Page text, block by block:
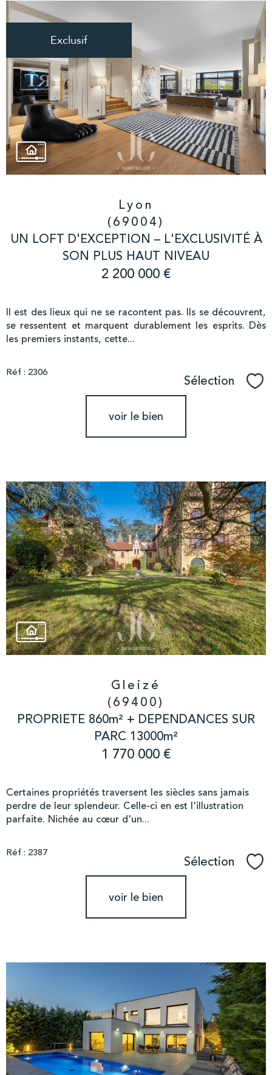
Exclusif
Lyon
(69004)
UN LOFT D'EXCEPTION – L'EXCLUSIVITÉ À
SON PLUS HAUT NIVEAU
2 200 000 €
Il est des lieux qui ne se racontent pas. Ils se découvrent,
se ressentent et marquent durablement les esprits. Dès
les premiers instants, cette...
Réf : 2306 Sélection
voir le bien
Gleizé
(69400)
PROPRIETE 860m² + DEPENDANCES SUR
PARC 13000m²
1 770 000 €
Certaines propriétés traversent les siècles sans jamais
perdre de leur splendeur. Celle-ci en est l'illustration
parfaite. Nichée au cœur d'un...
Réf : 2387 Sélection
voir le bien